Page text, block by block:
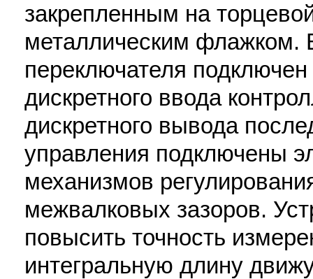
закрепленным на
металлическим флажком.
переключателя подключен
дискретного ввода
дискретного вывода
управления подключены
механизмов
межвалковых зазоров.
повысить точность
интегральную длину